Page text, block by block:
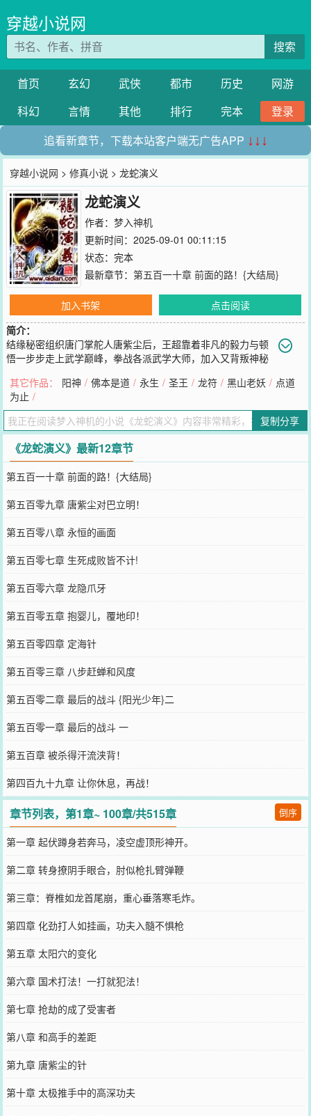
穿越小说网
搜索
首页 玄幻 武侠 都市 历史
网游
科幻
言情 其他 排行 完本
登录
追看新章节，下载本站客户端无广告APP ↓↓↓
穿越小说网 >修真小说 > 龙蛇演义
龙蛇演义
作者： 梦入神机
更新时间：2025-09-01 00:11:15
状态：完本
最新章节： 第五百一十章 前面的路！{大结局}
加入书架
点击阅读
简介：
结缘秘密组织唐门掌舵人唐紫尘后，王超靠着非凡的毅力与顿
悟一步步走上武学巅峰，拳战各派武学大师，加入又背叛神秘
铸就怎样一段曲折离奇的人生！
您要是觉得《
里的朋友推荐哦！
其它作品： 阳神 / 佛本是道 / 永生 / 圣王 / 龙符 / 黑山老妖 / 点道
为止 /
复制分享
《龙蛇演义》最新12章节
第五百一十章 前面的路！{大结局}
第五百零九章 唐紫尘对巴立明！
第五百零八章 永恒的画面
第五百零七章 生死成败皆不计!
第五百零六章 龙隐爪牙
第五百零五章 抱婴儿，覆地印！
第五百零四章 定海针
第五百零三章 八步赶蝉和风度
第五百零二章 最后的战斗 {阳光少年}二
第五百零一章 最后的战斗 一
第五百章 被杀得汗流浃背！
第四百九十九章 让你休息，再战！
章节列表，第1章~ 100章/共515章 倒序
第一章 起伏蹲身若奔马，凌空虚顶形神开。
第二章 转身撩阴手眼合，肘似枪扎臂弹鞭
第三章：脊椎如龙首尾崩，重心垂落寒毛炸。
第四章 化劲打人如挂画，功夫入髓不惧枪
第五章 太阳穴的变化
第六章 国术打法！一打就犯法！
第七章 抢劫的成了受害者
第八章 和高手的差距
第九章 唐紫尘的针
第十章 太极推手中的高深功夫